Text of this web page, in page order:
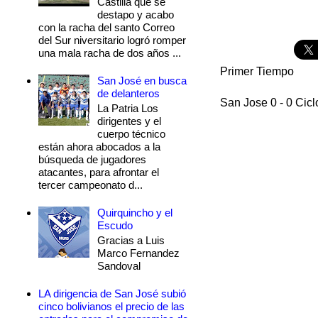
Primer Tiempo
San Jose 0 - 0
destapo y acabo
con la racha del santo Correo
del Sur niversitario logró romper
una mala racha de dos años ...
San José en busca
de delanteros
La Patria Los
dirigentes y el
cuerpo técnico
están ahora abocados a la
búsqueda de jugadores
atacantes, para afrontar el
tercer campeonato d...
Quirquincho y el
Escudo
Gracias a Luis
Marco Fernandez
Sandoval
LA dirigencia de San José subió
cinco bolivianos el precio de las